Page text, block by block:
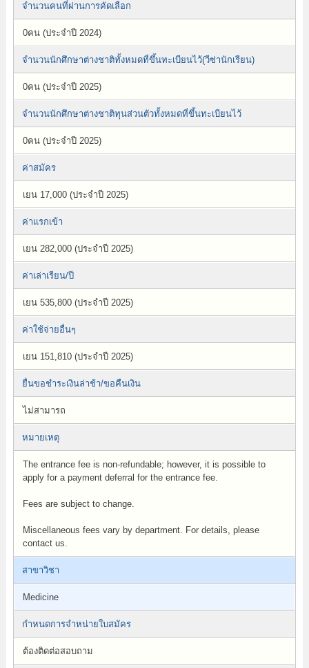
จำนวนคนที่ผ่านการคัดเลือก
0คน (ประจำปี 2024)
จำนวนนักศึกษาต่างชาติทั้งหมดที่ขึ้นทะเบียนไว้(วีซ่านักเรียน)
0คน (ประจำปี 2025)
จำนวนนักศึกษาต่างชาติทุนส่วนตัวทั้งหมดที่ขึ้นทะเบียนไว้
0คน (ประจำปี 2025)
ค่าสมัคร
เยน 17,000 (ประจำปี 2025)
ค่าแรกเข้า
เยน 282,000 (ประจำปี 2025)
ค่าเล่าเรียน/ปี
เยน 535,800 (ประจำปี 2025)
ค่าใช้จ่ายอื่นๆ
เยน 151,810 (ประจำปี 2025)
ยื่นขอชำระเงินล่าช้า/ขอคืนเงิน
ไม่สามารถ
หมายเหตุ
The entrance fee is non-refundable; however, it is possible to
apply for a payment deferral for the entrance fee.
Fees are subject to change.
Miscellaneous fees vary by department. For details, please
contact us.
สาขาวิชา
Medicine
กำหนดการจำหน่ายใบสมัคร
ต้องติดต่อสอบถาม